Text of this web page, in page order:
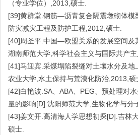
（专业学位）,2013,硕士.
[39]黄群堂.钢筋—沥青复合隔震墩砌体模
防灾减灾工程及防护工程,2012,硕士.
[40]周圣平.中国—欧盟关系的发展空间及
湖南师范大学,科学社会主义与国际共产
[41]马迎宾.采煤塌陷裂缝对土壤水分及
农业大学,水土保持与荒漠化防治,2013,硕
[42]白艳波.SA、ABA、PEG、预处理对
量的影响[D].沈阳师范大学,生物化学与分
[43]姜文开.高清海人学思想初探[D].吉林
硕士.